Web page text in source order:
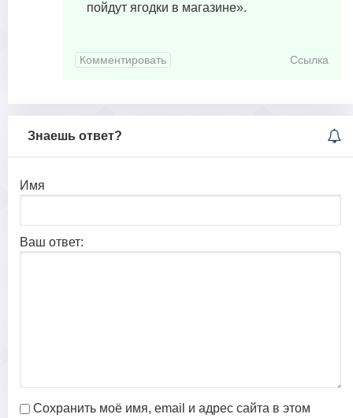
пойдут ягодки в магазине».
Комментировать Ссылка
Знаешь ответ?
Имя
Ваш ответ:
Сохранить моё имя, email и адрес сайта в этом